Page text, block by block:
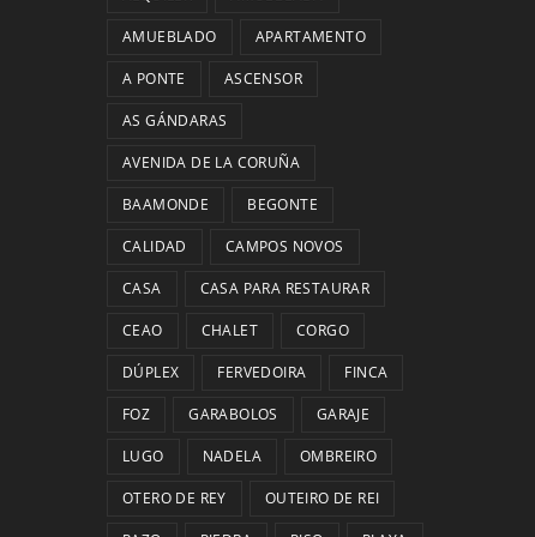
AMUEBLADO APARTAMENTO
A PONTE ASCENSOR
AS GÁNDARAS
AVENIDA DE LA CORUÑA
BAAMONDE BEGONTE
CALIDAD CAMPOS NOVOS
CASA CASA PARA RESTAURAR
CEAO CHALET CORGO
DÚPLEX FERVEDOIRA FINCA
FOZ GARABOLOS GARAJE
LUGO NADELA OMBREIRO
OTERO DE REY OUTEIRO DE REI